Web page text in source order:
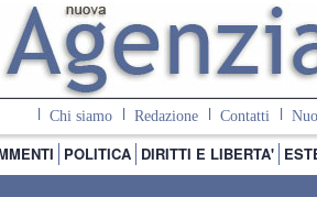
Chi siamo Redazione Contatti
POLITICA DIRITTI E LIBERTA'